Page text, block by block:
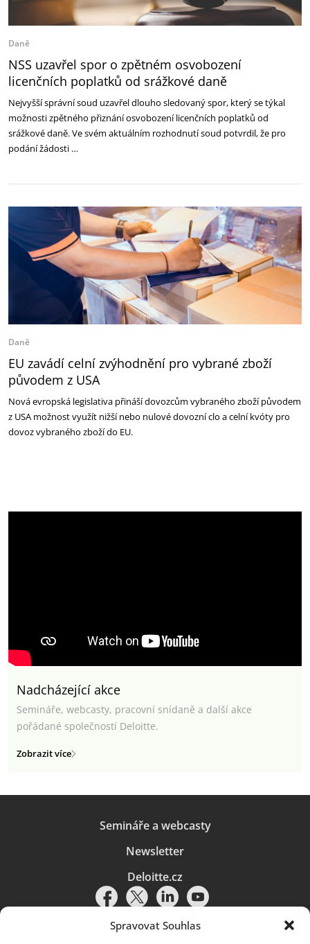
Spravovat Souhlas
Daně
NSS uzavřel spor o zpětném osvobození
licenčních poplatků od srážkové daně
Nejvyšší správní soud uzavřel dlouho sledovaný spor, který se týkal
možnosti zpětného přiznání osvobození licenčních poplatků od
srážkové daně. Ve svém aktuálním rozhodnutí soud potvrdil, že pro
podání žádosti …
Daně
EU zavádí celní zvýhodnění pro vybrané zboží
původem z USA
Nová evropská legislativa přináší dovozcům vybraného zboží původem
z USA možnost využít nižší nebo nulové dovozní clo a celní kvóty pro
dovoz vybraného zboží do EU.
Nadcházející akce
Semináře, webcasty, pracovní snídaně a další akce
pořádané společností Deloitte.
Zobrazit více
Semináře a webcasty
Newsletter
Deloitte.cz